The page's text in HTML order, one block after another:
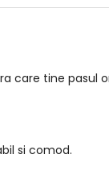
care tine
si comod.